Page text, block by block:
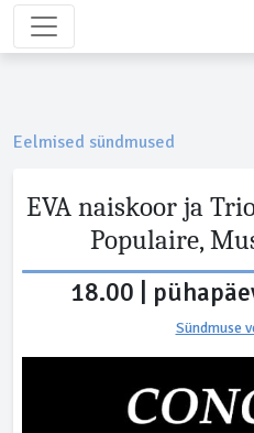
Eelmised sündmused
EVA naiskoor ja
Populaire,
18.00 |
Sündmuse